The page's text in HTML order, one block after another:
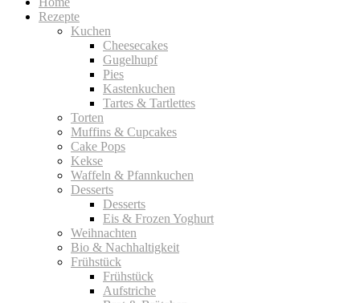
Rezepte
Kuchen
Cheesecakes
Gugelhupf
Pies
Kastenkuchen
Tartes & Tartlettes
Torten
Muffins & Cupcakes
Cake Pops
Kekse
Waffeln & Pfannkuchen
Desserts
Desserts
Eis & Frozen Yoghurt
Weihnachten
Bio & Nachhaltigkeit
Frühstück
Frühstück
Aufstriche